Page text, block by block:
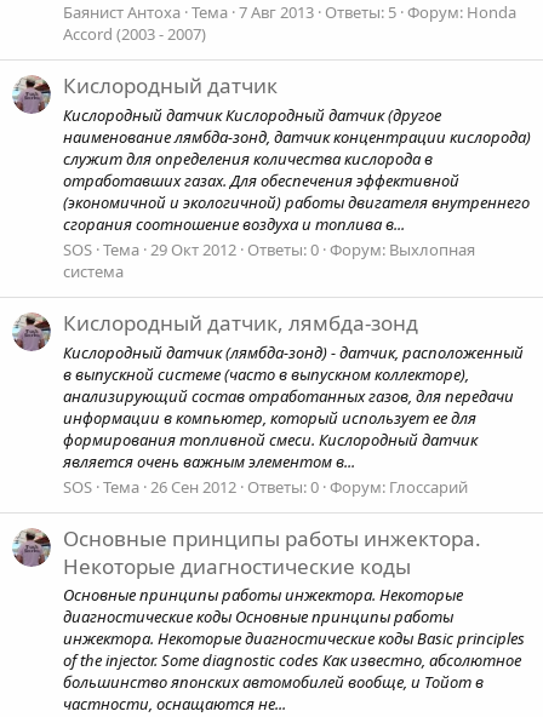
Баянист Антоха Тема 7 Авг 2013 Ответы: 5 Форум: Honda
Accord (2003 - 2007)
Кислородный датчик
Кислородный датчик Кислородный датчик (другое
наименование лямбда-зонд, датчик концентрации кислорода)
служит для определения количества кислорода в
отработавших газах. Для обеспечения эффективной
(экономичной и экологичной) работы двигателя внутреннего
сгорания соотношение воздуха и топлива в...
SOS Тема 29 Окт 2012 Ответы: 0 Форум: Выхлопная
система
Кислородный датчик, лямбда-зонд
Кислородный датчик (лямбда-зонд) - датчик, расположенный
в выпускной системе (часто в выпускном коллекторе),
анализирующий состав отработанных газов, для передачи
информации в компьютер, который использует ее для
формирования топливной смеси. Кислородный датчик
является очень важным элементом в...
SOS Тема 26 Сен 2012 Ответы: 0 Форум: Глоссарий
Основные принципы работы инжектора.
Некоторые диагностические коды
Основные принципы работы инжектора. Некоторые
диагностические коды Основные принципы работы
инжектора. Некоторые диагностические коды Basic principles
of the injector. Some diagnostic codes Как известно, абсолютное
большинство японских автомобилей вообще, и Тойот в
частности, оснащаются не...